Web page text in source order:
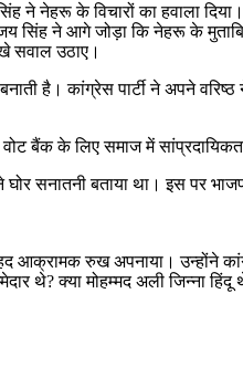
ने नेहरू के विचारों का हवाला
सिंह ने आगे जोड़ा कि नेहरू के
सवाल उठाए।
है। कांग्रेस पार्टी ने अपने
बैंक के लिए समाज में
सनातनी बताया था। इस पर
आक्रामक रुख अपनाया।
थे? क्या मोहम्मद अली जिन्ना